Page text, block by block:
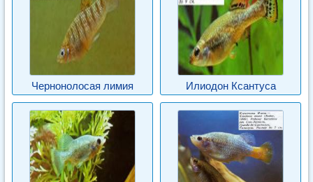
Чернонолосая лимия Илиодон Ксантуса